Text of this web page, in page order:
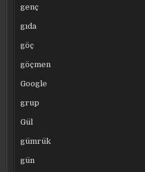
genç
gıda
göç
göçmen
Google
grup
Gül
gümrük
gün